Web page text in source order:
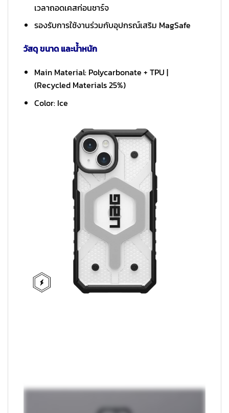
เวลาถอดเคสก่อนชาร์จ
รองรับการใช้งานร่วมกับอุปกรณ์เสริม MagSafe
วัสดุ ขนาด และน้ำหนัก
Main Material: Polycarbonate + TPU |
(Recycled Materials 25%)
Color: Ice